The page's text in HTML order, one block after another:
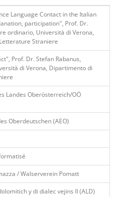
Language Contact in the Italian
participation", Prof. Dr.
ordinario, Università di Verona,
Straniere
Prof. Dr. Stefan Rabanus,
di Verona, Dipartimento di
Landes Oberösterreich/OÖ
Oberdeutschen (AEO)
/ Walserverein Pomatt
y di dialec vejins II (ALD)